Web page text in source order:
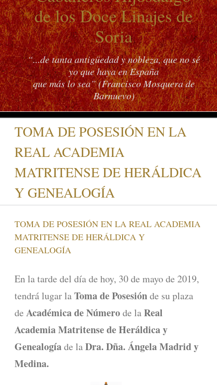
de los Doce Linajes de
Soria
“...de tanta antigüedad y nobleza, que no sé
yo que haya en España
que más lo sea” (Francisco Mosquera de
Barnuevo)
TOMA DE POSESIÓN EN LA
REAL ACADEMIA
MATRITENSE DE HERÁLDICA
Y GENEALOGÍA
TOMA DE POSESIÓN EN LA REAL ACADEMIA
MATRITENSE DE HERÁLDICA Y
GENEALOGÍA
En la tarde del día de hoy, 30 de mayo de 2019,
tendrá lugar laToma de Posesiónde su plaza
de Académica de Númerode laReal
Academia Matritense de Heráldica y
Genealogíade laDra. Dña. Ángela Madrid y
Medina.